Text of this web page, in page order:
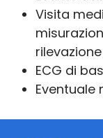
Visita
ECG di
Eventuale